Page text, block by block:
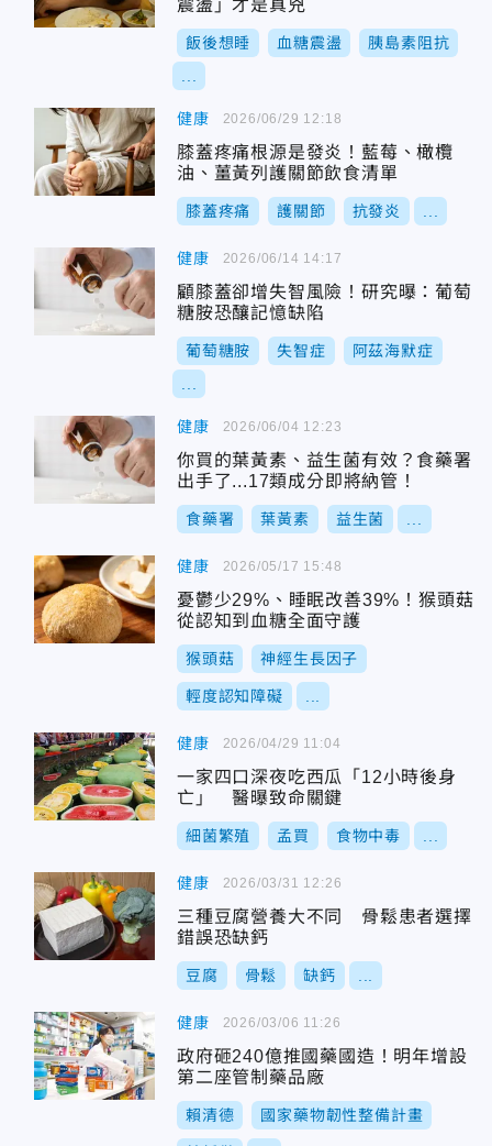
震盪」才是真兇
飯後想睡 血糖震盪 胰島素阻抗
健康
膝蓋疼痛根源是發炎！藍莓、橄欖
油、薑黃列護關節飲食清單
膝蓋疼痛 護關節 抗發炎
2026/06/29 12:18
健康
顧膝蓋卻增失智風險！研究曝：葡萄
糖胺恐釀記憶缺陷
葡萄糖胺 失智症 阿茲海默症
2026/06/14 14:17
健康
你買的葉黃素、益生菌有效？食藥署
出手了...17類成分即將納管！
食藥署 葉黃素 益生菌
2026/06/04 12:23
健康
憂鬱少29%、睡眠改善39%！猴頭菇
從認知到血糖全面守護
猴頭菇 神經生長因子
輕度認知障礙
2026/05/17 15:48
健康
一家四口深夜吃西瓜「12小時後身
亡」 醫曝致命關鍵
細菌繁殖 孟買 食物中毒
2026/04/29 11:04
健康
三種豆腐營養大不同 骨鬆患者選擇
錯誤恐缺鈣
豆腐 骨鬆 缺鈣
2026/03/31 12:26
健康
政府砸240億推國藥國造！明年增設
第二座管制藥品廠
賴清德 國家藥物韌性整備計畫
2026/03/06 11:26